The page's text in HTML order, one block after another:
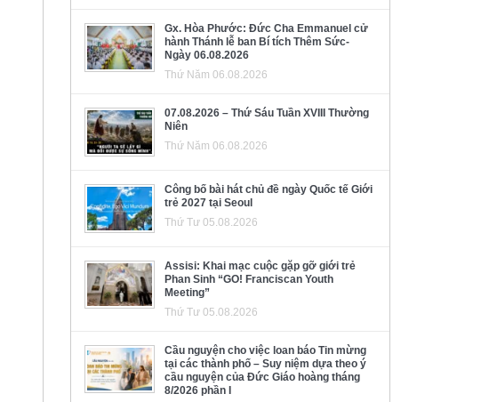
Gx. Hòa Phước: Đức Cha Emmanuel cử
hành Thánh lễ ban Bí tích Thêm Sức-
Ngày 06.08.2026
Thứ Năm 06.08.2026
07.08.2026 – Thứ Sáu Tuần XVIII Thường
Niên
Thứ Năm 06.08.2026
Công bố bài hát chủ đề ngày Quốc tế Giới
trẻ 2027 tại Seoul
Thứ Tư 05.08.2026
Assisi: Khai mạc cuộc gặp gỡ giới trẻ
Phan Sinh “GO! Franciscan Youth
Meeting”
Thứ Tư 05.08.2026
Cầu nguyện cho việc loan báo Tin mừng
tại các thành phố – Suy niệm dựa theo ý
cầu nguyện của Đức Giáo hoàng tháng
8/2026 phần I